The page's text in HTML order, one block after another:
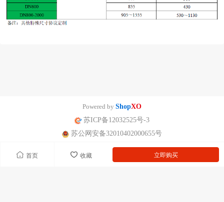
首页 收藏 立即购买
Powered by ShopXO
苏ICP备12032525号-3
苏公网安备32010402000655号